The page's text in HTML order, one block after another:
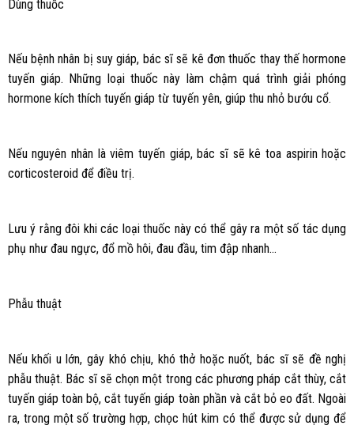
Dùng thuốc
Nếu bệnh nhân bị suy giáp, bác sĩ sẽ kê đơn thuốc thay thế hormone
tuyến giáp. Những loại thuốc này làm chậm quá trình giải phóng
hormone kích thích tuyến giáp từ tuyến yên, giúp thu nhỏ bướu cổ.
Nếu nguyên nhân là viêm tuyến giáp, bác sĩ sẽ kê toa aspirin hoặc
corticosteroid để điều trị.
Lưu ý rằng đôi khi các loại thuốc này có thể gây ra một số tác dụng
phụ như đau ngực, đổ mồ hôi, đau đầu, tim đập nhanh…
Phẫu thuật
Nếu khối u lớn, gây khó chịu, khó thở hoặc nuốt, bác sĩ sẽ đề nghị
phẫu thuật. Bác sĩ sẽ chọn một trong các phương pháp cắt thùy, cắt
tuyến giáp toàn bộ, cắt tuyến giáp toàn phần và cắt bỏ eo đất. Ngoài
ra, trong một số trường hợp, chọc hút kim có thể được sử dụng để